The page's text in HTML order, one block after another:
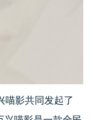
喵影共同发起了